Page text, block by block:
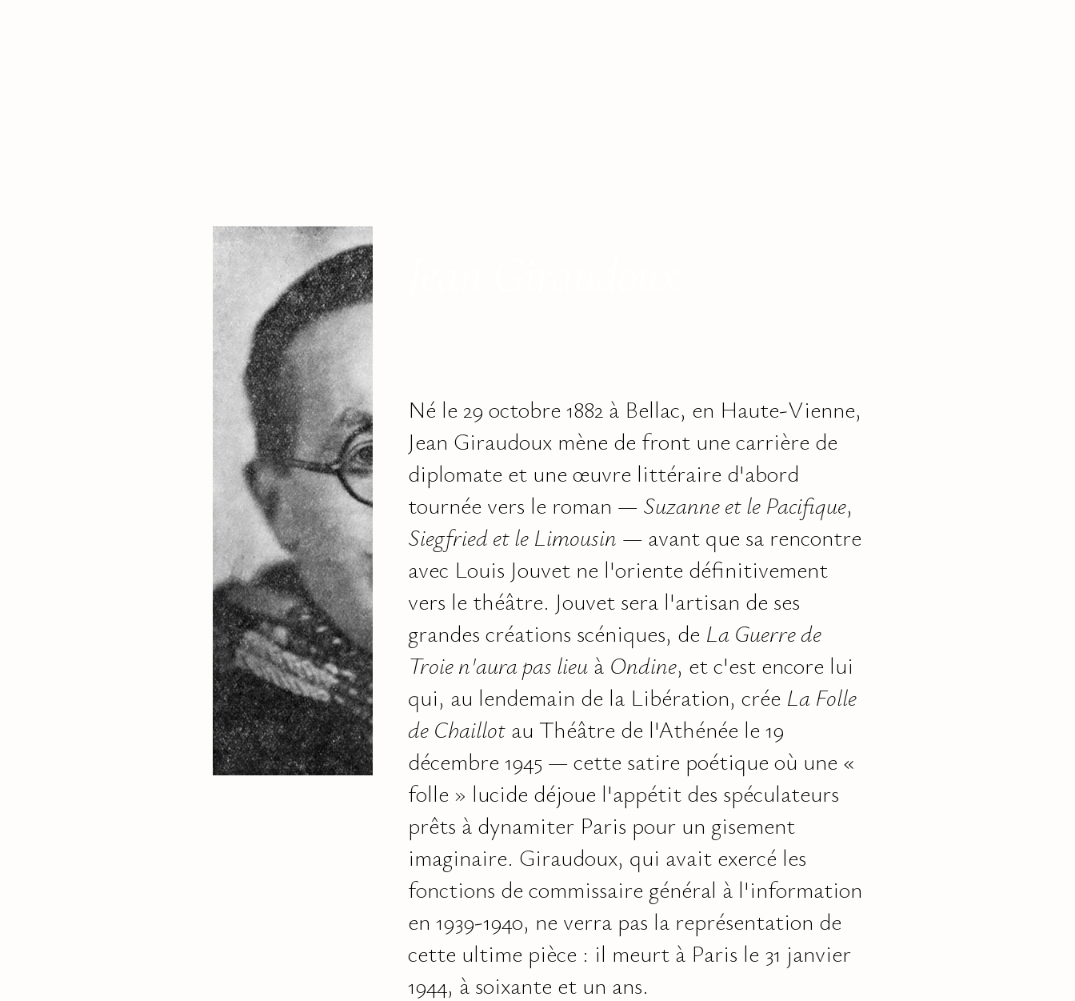
Né le 29 octobre 1882 à Bellac, en Haute-Vienne,
Jean Giraudoux mène de front une carrière de
diplomate et une œuvre littéraire d'abord
tournée vers le roman — Suzanne et le Pacifique,
Siegfried et le Limousin — avant que sa rencontre
avec Louis Jouvet ne l'oriente définitivement
vers le théâtre. Jouvet sera l'artisan de ses
grandes créations scéniques, de La Guerre de
Troie n'aura pas lieuà Ondine, et c'est encore lui
qui, au lendemain de la Libération, crée La Folle
de Chaillotau Théâtre de l'Athénée le 19
décembre 1945 — cette satire poétique où une «
folle » lucide déjoue l'appétit des spéculateurs
prêts à dynamiter Paris pour un gisement
imaginaire. Giraudoux, qui avait exercé les
fonctions de commissaire général à l'information
en 1939-1940, ne verra pas la représentation de
cette ultime pièce : il meurt à Paris le 31 janvier
1944, à soixante et un ans.